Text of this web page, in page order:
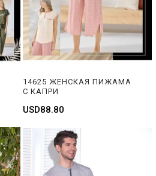
14625 ЖЕНСКАЯ ПИЖАМА
С КАПРИ
USD88.80